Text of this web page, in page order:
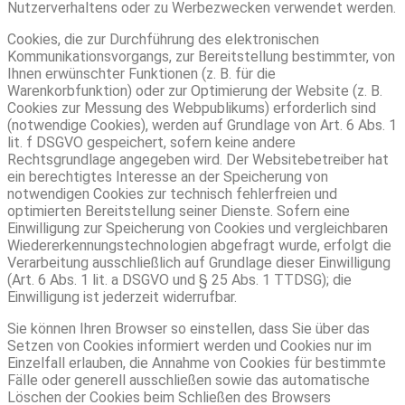
Nutzerverhaltens oder zu Werbezwecken verwendet werden.
Cookies, die zur Durchführung des elektronischen
Kommunikationsvorgangs, zur Bereitstellung bestimmter, von
Ihnen erwünschter Funktionen (z. B. für die
Warenkorbfunktion) oder zur Optimierung der Website (z. B.
Cookies zur Messung des Webpublikums) erforderlich sind
(notwendige Cookies), werden auf Grundlage von Art. 6 Abs. 1
lit. f DSGVO gespeichert, sofern keine andere
Rechtsgrundlage angegeben wird. Der Websitebetreiber hat
ein berechtigtes Interesse an der Speicherung von
notwendigen Cookies zur technisch fehlerfreien und
optimierten Bereitstellung seiner Dienste. Sofern eine
Einwilligung zur Speicherung von Cookies und vergleichbaren
Wiedererkennungstechnologien abgefragt wurde, erfolgt die
Verarbeitung ausschließlich auf Grundlage dieser Einwilligung
(Art. 6 Abs. 1 lit. a DSGVO und § 25 Abs. 1 TTDSG); die
Einwilligung ist jederzeit widerrufbar.
Sie können Ihren Browser so einstellen, dass Sie über das
Setzen von Cookies informiert werden und Cookies nur im
Einzelfall erlauben, die Annahme von Cookies für bestimmte
Fälle oder generell ausschließen sowie das automatische
Löschen der Cookies beim Schließen des Browsers